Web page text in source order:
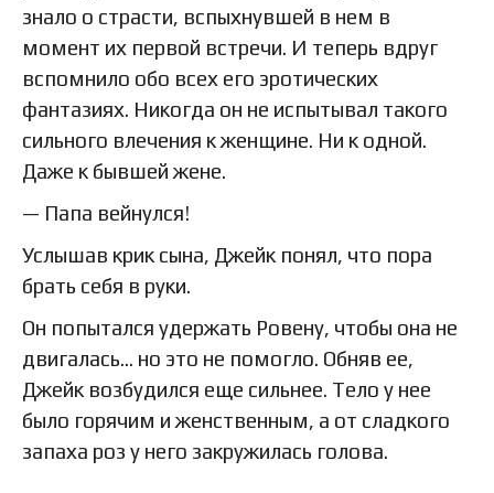
знало о страсти, вспыхнувшей в нем в
момент их первой встречи. И теперь вдруг
вспомнило обо всех его эротических
фантазиях. Никогда он не испытывал такого
сильного влечения к женщине. Ни к одной.
Даже к бывшей жене.
— Папа вейнулся!
Услышав крик сына, Джейк понял, что пора
брать себя в руки.
Он попытался удержать Ровену, чтобы она не
двигалась… но это не помогло. Обняв ее,
Джейк возбудился еще сильнее. Тело у нее
было горячим и женственным, а от сладкого
запаха роз у него закружилась голова.